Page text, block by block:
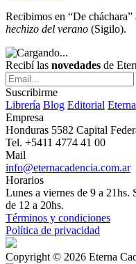
Recibimos en “De cháchara”
hechizo del verano (Sigilo).
Recibí las novedades de
Suscribirme
Librería Blog Editorial
Empresa
Honduras 5582 Capital
Tel. +5411 4774 41 00
Mail
info@eternacadencia.com.ar
Horarios
Lunes a viernes de 9 a 21hs.
de 12 a 20hs.
Términos y condiciones
Política de privacidad
Copyright © 2026 Eterna